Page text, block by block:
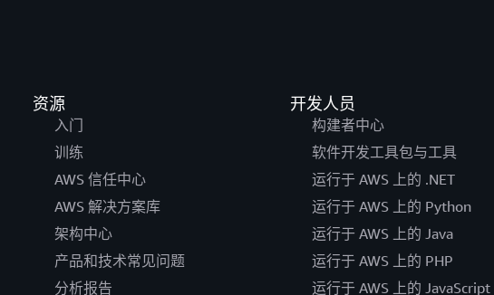
资源
入门
训练
AWS 信任中心
AWS 解决方案库
架构中心
产品和技术常见问题
分析报告
开发人员
构建者中心
软件开发工具包与工具
运行于 AWS 上的 .NET
运行于 AWS 上的 Python
运行于 AWS 上的 Java
运行于 AWS 上的 PHP
运行于 AWS 上的 JavaScript